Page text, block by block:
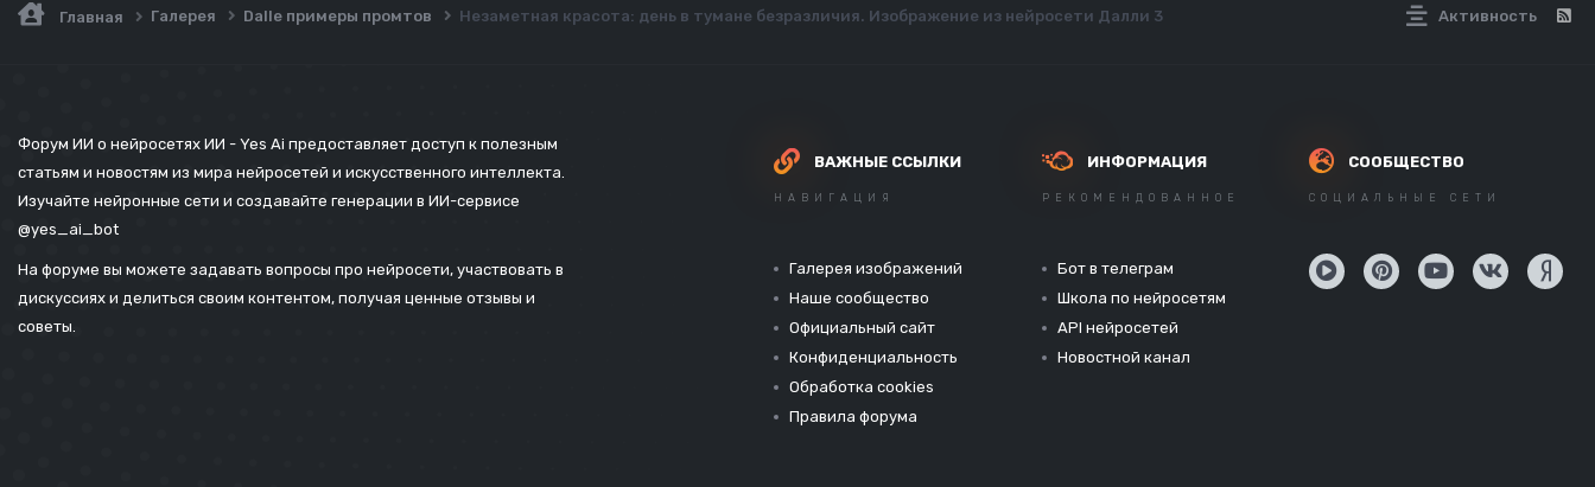
Активность
Главная Галерея Dalle примеры промтов Незаметная красота: день в тумане безразличия. Изображение из нейросети Далли 3
Форум ИИ о нейросетях ИИ - Yes Ai предоставляет доступ к полезным
статьям и новостям из мира нейросетей и искусственного интеллекта.
Изучайте нейронные сети и создавайте генерации в ИИ-сервисе
@yes_ai_bot
На форуме вы можете задавать вопросы про нейросети, участвовать в
дискуссиях и делиться своим контентом, получая ценные отзывы и
советы.
ВАЖНЫЕ ССЫЛКИ
НАВИГАЦИЯ
Галерея изображений
Наше сообщество
Официальный сайт
Конфиденциальность
Обработка cookies
Правила форума
ИНФОРМАЦИЯ
РЕКОМЕНДОВАННОЕ
Бот в телеграм
Школа по нейросетям
API нейросетей
Новостной канал
СООБЩЕСТВО
СОЦИАЛЬНЫЕ СЕТИ